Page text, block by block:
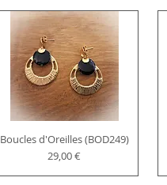
Boucles d'Oreilles (BOD249)
Prix
29,00 €